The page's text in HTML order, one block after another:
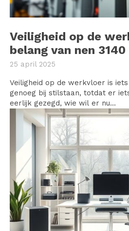
Veiligheid op de
belang van nen 3140
25 april 2025
Veiligheid op de werkvloer is
genoeg bij stilstaan, totdat er
eerlijk gezegd, wie wil er nu...